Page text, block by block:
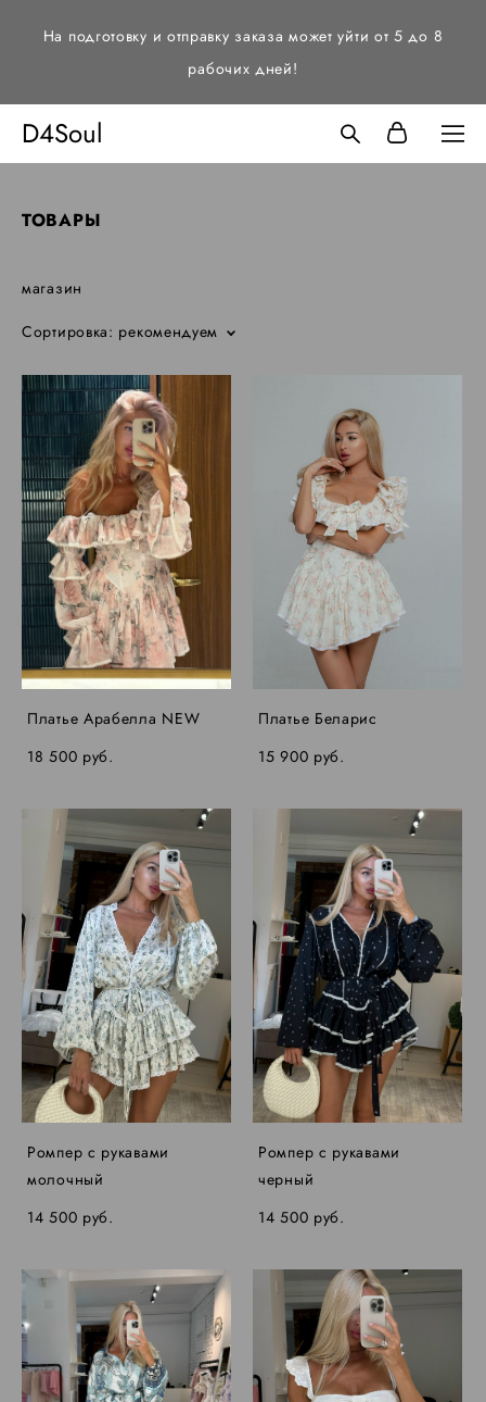
На подготовку и отправку заказа может уйти от 5 до 8
рабочих дней!
D4Soul
ТОВАРЫ
магазин
Сортировка: рекомендуем
Платье Арабелла NEW
18 500 pуб.
Платье Беларис
15 900 pуб.
Ромпер с рукавами
молочный
14 500 pуб.
Ромпер с рукавами
черный
14 500 pуб.